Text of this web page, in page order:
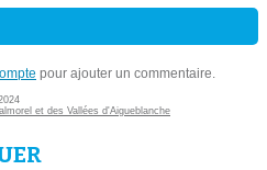
pour ajouter un commentaire.
et des Vallées d'Aigueblanche